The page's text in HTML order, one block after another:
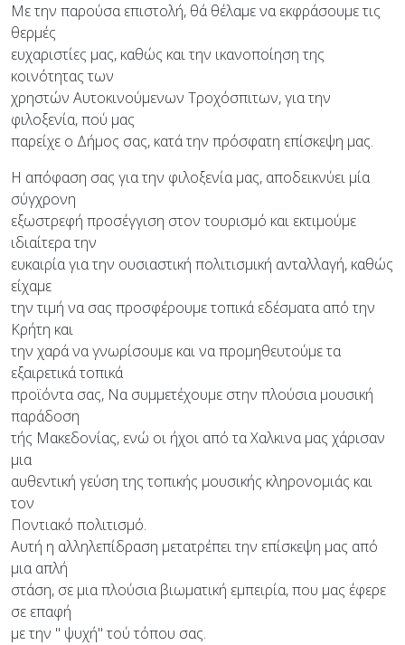
Με την παρούσα επιστολή, θά θέλαμε να εκφράσουμε τις
θερμές
ευχαριστίες μας, καθώς και την ικανοποίηση της
κοινότητας των
χρηστών Αυτοκινούμενων Τροχόσπιτων, για την
φιλοξενία, πού μας
παρείχε ο Δήμος σας, κατά την πρόσφατη επίσκεψη μας.
Η απόφαση σας για την φιλοξενία μας, αποδεικνύει μία
σύγχρονη
εξωστρεφή προσέγγιση στον τουρισμό και εκτιμούμε
ιδιαίτερα την
ευκαιρία για την ουσιαστική πολιτισμική ανταλλαγή, καθώς
είχαμε
την τιμή να σας προσφέρουμε τοπικά εδέσματα από την
Κρήτη και
την χαρά να γνωρίσουμε και να προμηθευτούμε τα
εξαιρετικά τοπικά
προϊόντα σας, Να συμμετέχουμε στην πλούσια μουσική
παράδοση
τής Μακεδονίας, ενώ οι ήχοι από τα Χαλκινα μας χάρισαν
μια
αυθεντική γεύση της τοπικής μουσικής κληρονομιάς και
τον
Ποντιακό πολιτισμό.
Αυτή η αλληλεπίδραση μετατρέπει την επίσκεψη μας από
μια απλή
στάση, σε μια πλούσια βιωματική εμπειρία, που μας έφερε
σε επαφή
με την " ψυχή" τού τόπου σας.